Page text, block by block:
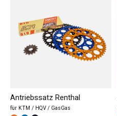
Antriebssatz Renthal
für KTM / HQV / GasGas